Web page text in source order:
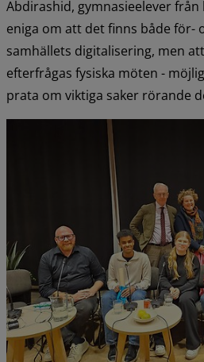
Abdirashid, gymnasieelever
eniga om att det finns både för-
samhällets digitalisering, men
efterfrågas fysiska möten -
prata om viktiga saker rörande